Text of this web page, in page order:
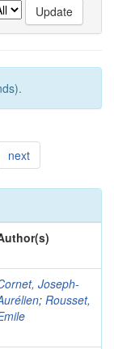
next
Joseph-
; Rousset,